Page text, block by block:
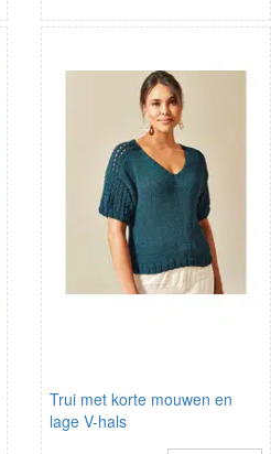
Trui met korte mouwen en
lage V-hals